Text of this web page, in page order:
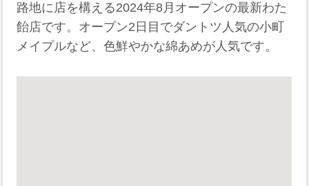
路地に店を構える2024年8月オープンの最新わた
飴店です。オープン2日目でダントツ人気の小町
メイプルなど、色鮮やかな綿あめが人気です。